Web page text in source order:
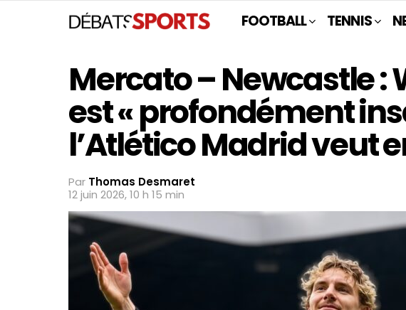
FOOTBALL TENNIS
Mercato – Newcastle :
est « profondément
l’Atlético Madrid veut
Par Thomas Desmaret
12 juin 2026, 10 h 15 min